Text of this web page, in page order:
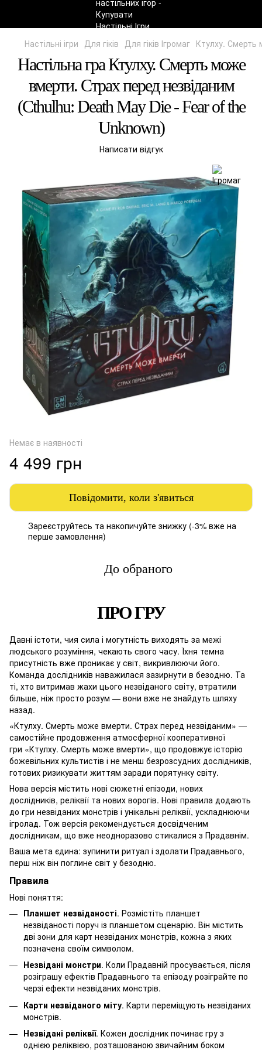
Настільні ігри Для гіків Для гіків Ігромаг Ктулху. Смерть
Настільна гра Ктулху. Смерть може
вмерти. Страх перед незвіданим
(Cthulhu: Death May Die - Fear of the
Unknown)
Написати відгук
Немає в наявності
4 499 грн
Повідомити, коли з'явиться
Зареєструйтесь та накопичуйте знижку (-3% вже на
перше замовлення)
До обраного
ПРО ГРУ
Давні істоти, чия сила і могутність виходять за межі
людського розуміння, чекають свого часу. Їхня темна
присутність вже проникає у світ, викривлюючи його.
Команда дослідників наважилася зазирнути в безодню. Та
ті, хто витримав жахи цього незвіданого світу, втратили
більше, ніж просто розум — вони вже не знайдуть шляху
назад.
«Ктулху. Смерть може вмерти. Страх перед незвіданим» —
самостійне продовження атмосферної кооперативної
гри «Ктулху. Смерть може вмерти», що продовжує історію
божевільних культистів і не менш безрозсудних дослідників,
готових ризикувати життям заради порятунку світу.
Нова версія містить нові сюжетні епізоди, нових
дослідників, реліквії та нових ворогів. Нові правила додають
до гри незвіданих монстрів і унікальні реліквії, ускладнюючи
ігролад. Тож версія рекомендується досвідченим
дослідникам, що вже неодноразово стикалися з Прадавнім.
Ваша мета єдина: зупинити ритуал і здолати Прадавнього,
перш ніж він поглине світ у безодню.
Правила
Нові поняття:
Планшет незвіданості. Розмістіть планшет
незвіданості поруч із планшетом сценарію. Він містить
дві зони для карт незвіданих монстрів, кожна з яких
позначена своїм символом.
Незвідані монстри. Коли Прадавній просувається, після
розіграшу ефектів Прадавнього та епізоду розіграйте по
черзі ефекти незвіданих монстрів.
Карти незвіданого міту. Карти переміщують незвіданих
монстрів.
Незвідані реліквії. Кожен дослідник починає гру з
однією реліквією, розташованою звичайним боком